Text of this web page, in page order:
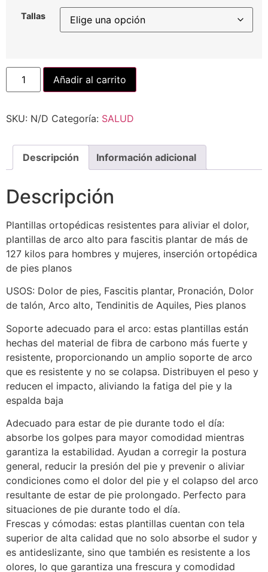
Tallas
Añadir al carrito
SKU: N/D Categoría: SALUD
Descripción Información adicional
Descripción
Plantillas ortopédicas resistentes para aliviar el dolor,
plantillas de arco alto para fascitis plantar de más de
127 kilos para hombres y mujeres, inserción ortopédica
de pies planos
USOS: Dolor de pies, Fascitis plantar, Pronación, Dolor
de talón, Arco alto, Tendinitis de Aquiles, Pies planos
Soporte adecuado para el arco: estas plantillas están
hechas del material de fibra de carbono más fuerte y
resistente, proporcionando un amplio soporte de arco
que es resistente y no se colapsa. Distribuyen el peso y
reducen el impacto, aliviando la fatiga del pie y la
espalda baja
Adecuado para estar de pie durante todo el día:
absorbe los golpes para mayor comodidad mientras
garantiza la estabilidad. Ayudan a corregir la postura
general, reducir la presión del pie y prevenir o aliviar
condiciones como el dolor del pie y el colapso del arco
resultante de estar de pie prolongado. Perfecto para
situaciones de pie durante todo el día.
Frescas y cómodas: estas plantillas cuentan con tela
superior de alta calidad que no solo absorbe el sudor y
es antideslizante, sino que también es resistente a los
olores, lo que garantiza una frescura y comodidad